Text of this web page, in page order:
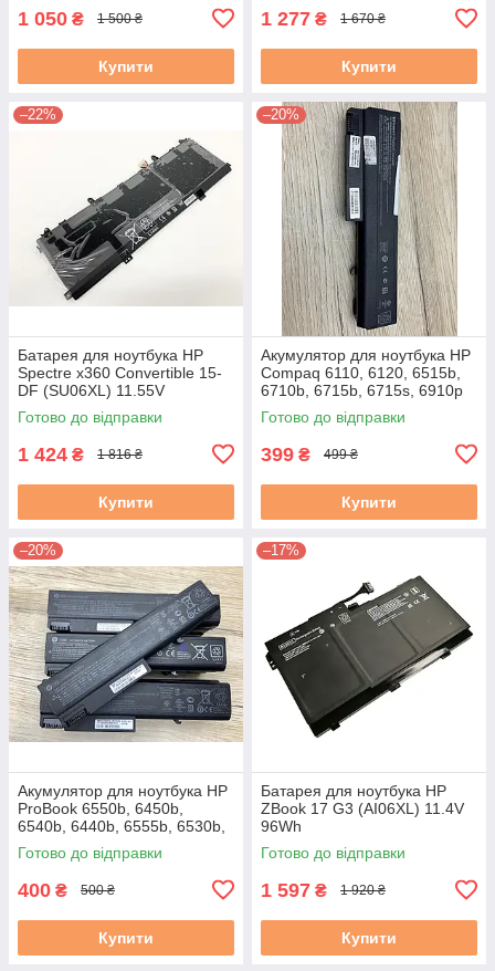
1 050 ₴ 1 500 ₴
Купити
1 277 ₴ 1 670 ₴
Купити
–22%
Батарея для ноутбука HP
Spectre x360 Convertible 15-
DF (SU06XL) 11.55V
Готово до відправки
1 424 ₴ 1 816 ₴
Купити
–20%
Акумулятор для ноутбука HP
Compaq 6110, 6120, 6515b,
6710b, 6715b, 6715s, 6910p
(HSTNN-DB28) Знос 6–20 %
Вживаний, клас A
Готово до відправки
399 ₴ 499 ₴
Купити
–20%
Акумулятор для ноутбука HP
ProBook 6550b, 6450b,
6540b, 6440b, 6555b, 6530b,
6930p, 8440p, 6730 (TD06)
Знос 5–20 % Вживана A
Готово до відправки
400 ₴ 500 ₴
Купити
–17%
Батарея для ноутбука HP
ZBook 17 G3 (AI06XL) 11.4V
96Wh
Готово до відправки
1 597 ₴ 1 920 ₴
Купити